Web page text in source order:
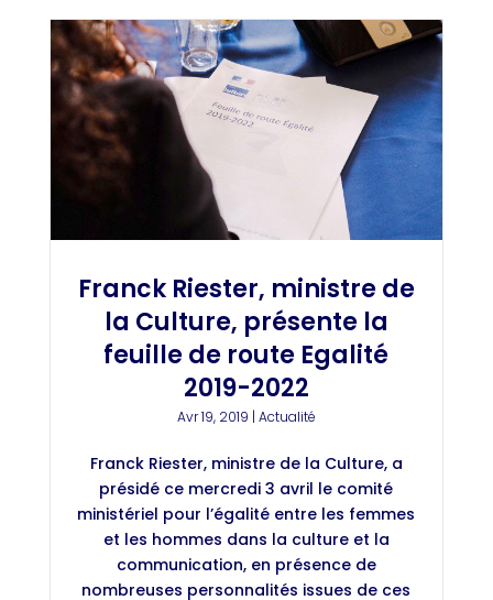
Franck Riester, ministre de
la Culture, présente la
feuille de route Egalité
2019-2022
Avr 19, 2019 Actualité
Franck Riester, ministre de la Culture, a
présidé ce mercredi 3 avril le comité
ministériel pour l’égalité entre les femmes
et les hommes dans la culture et la
communication, en présence de
nombreuses personnalités issues de ces